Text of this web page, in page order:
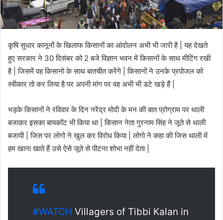
कृषि सुधार कानूनों के खिलाफ किसानों का आंदोलन अभी भी जारी है | यह देखते
हुए सरकार ने 30 दिसंबर को 2 बजे विज्ञान भवन में किसानों के साथ मीटिंग रखी
है | जिसमें वह किसानो के साथ बातचीत करेंगे | किसानों ने उनके प्रपोजल को
स्वीकार तो कर लिया है पर अपनी मांग पर वह अभी भी डटे खड़े हैं |
भड़के किसानों ने रविवार के दिन नरेंद्र मोदी के मन की बात प्रोग्राम पर थाली
बजाकर इसका बायकॉट भी किया था | किसान नेता गुरनाम सिंह ने जूते से थाली
बजायी | जिस पर लोगो ने खुल कर विरोध किया | लोगो ने कहा की जिस थाली में
हम खाना खाते हैं उसे ऐसे जूते से पीटना शोभा नहीं देता |
#WATCH Villagers of Tibbi Kalan in